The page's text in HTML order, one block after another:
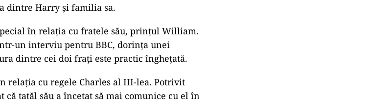
dintre Harry și familia sa.
în relația cu fratele său, prințul William.
un interviu pentru BBC, dorința unei
dintre cei doi frați este practic înghețată.
relația cu regele Charles al III-lea. Potrivit
că tatăl său a încetat să mai comunice cu el în